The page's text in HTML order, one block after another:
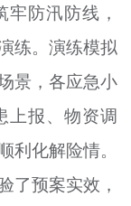
防汛防线，
练。演练模拟
景，各应急小
上报、物资调
化解险情。
了预案实效，